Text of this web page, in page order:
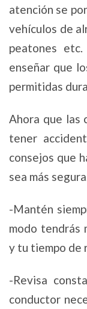
atención se
vehículos de
peatones
enseñar que
permitidas
Ahora que las
tener
consejos que
sea más
-Mantén
modo tendrás
y tu tiempo de
-Revisa
conductor